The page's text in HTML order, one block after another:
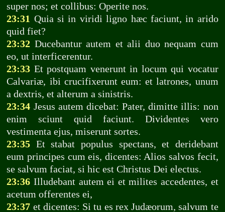
super nos; et collibus: Operite nos.
23:31 Quia si in viridi ligno hæc faciunt, in arido
quid fiet?
23:32 Ducebantur autem et alii duo nequam cum
eo, ut interficerentur.
23:33 Et postquam venerunt in locum qui vocatur
Calvariæ, ibi crucifixerunt eum: et latrones, unum
a dextris, et alterum a sinistris.
23:34 Jesus autem dicebat: Pater, dimitte illis: non
enim sciunt quid faciunt. Dividentes vero
vestimenta ejus, miserunt sortes.
23:35 Et stabat populus spectans, et deridebant
eum principes cum eis, dicentes: Alios salvos fecit,
se salvum faciat, si hic est Christus Dei electus.
23:36 Illudebant autem ei et milites accedentes, et
acetum offerentes ei,
23:37 et dicentes: Si tu es rex Judæorum, salvum te